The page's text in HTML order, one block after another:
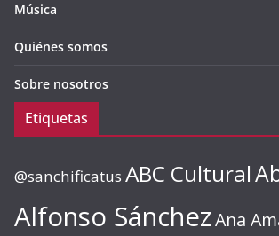
Música
Quiénes somos
Sobre nosotros
Etiquetas
@sanchificatus ABC Cultural
Alfonso SánchezAna